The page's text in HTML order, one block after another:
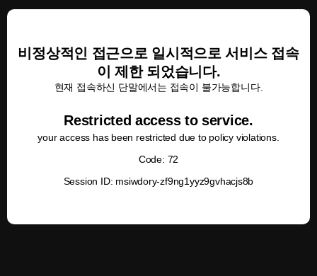
비정상적인 접근으로 일시적으로 서비스 접속
이 제한 되었습니다.
현재 접속하신 단말에서는 접속이 불가능합니다.
Restricted access to service.
your access has been restricted due to policy violations.
Code: 72
Session ID: msiwdory-zf9ng1yyz9gvhacjs8b